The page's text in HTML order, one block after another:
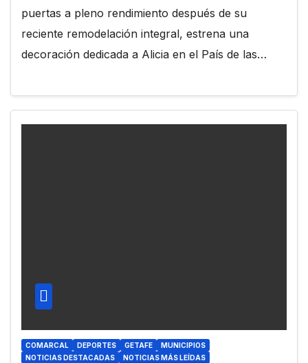
puertas a pleno rendimiento después de su
reciente remodelación integral, estrena una
decoración dedicada a Alicia en el País de las…
COMARCAL DEPORTES GETAFE
MUNICIPIOS
NOTICIAS DESTACADAS
NOTICIAS MÁS LEÍDAS